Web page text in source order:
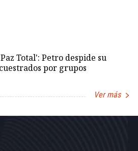
Total': Petro despide su
por grupos
Ver más